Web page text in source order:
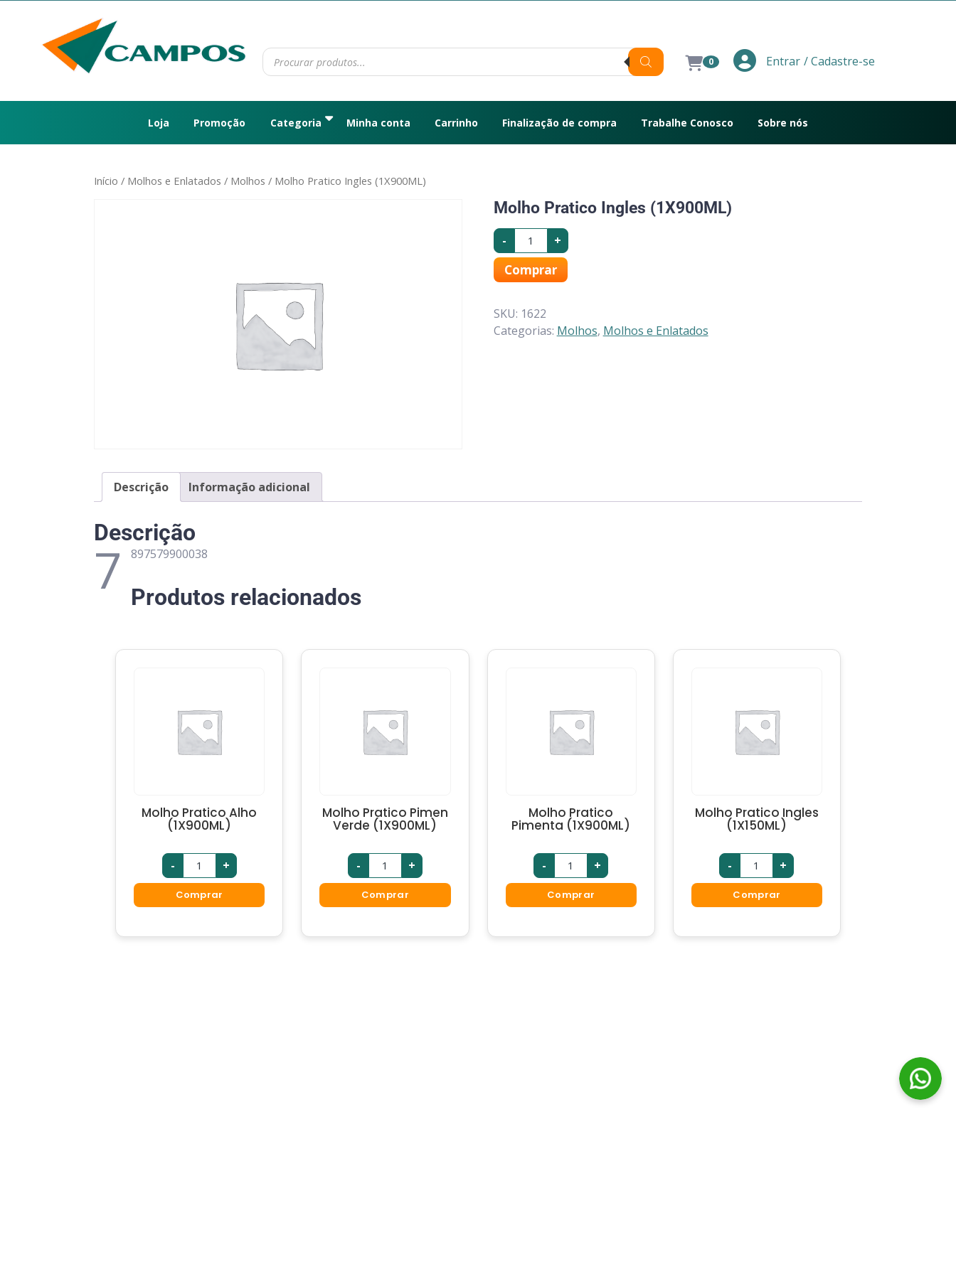
0 Entrar / Cadastre-se
Loja Promoção Categoria Minha conta Carrinho Finalização de compra Trabalhe Conosco Sobre nós
Início / Molhos e Enlatados / Molhos / Molho Pratico Ingles (1X900ML)
Molho Pratico Ingles (1X900ML)
- +
Comprar
SKU: 1622
Categorias: Molhos, Molhos e Enlatados
Descrição Informação adicional
Descrição
7 897579900038
Produtos relacionados
Molho Pratico Alho
(1X900ML)
- +
Comprar
Molho Pratico Pimen
Verde (1X900ML)
- +
Comprar
Molho Pratico
Pimenta (1X900ML)
- +
Comprar
Molho Pratico Ingles
(1X150ML)
- +
Comprar